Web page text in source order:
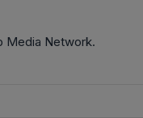
Media Network.